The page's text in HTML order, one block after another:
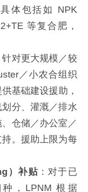
体包括如 NPK
等复合肥，
针对更大规模／较
／小农合组织
基础建设援助，
分、灌溉／排水
仓储／办公室／
。援助上限为每
）补贴：对于已
，LPNM 根据